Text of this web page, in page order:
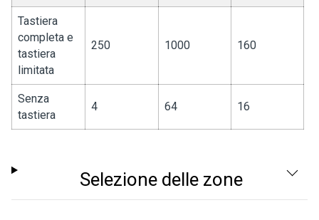
Tastiera
completa e
tastiera
limitata
250 1000 160
Senza
tastiera
4 64 16
Selezione delle zone